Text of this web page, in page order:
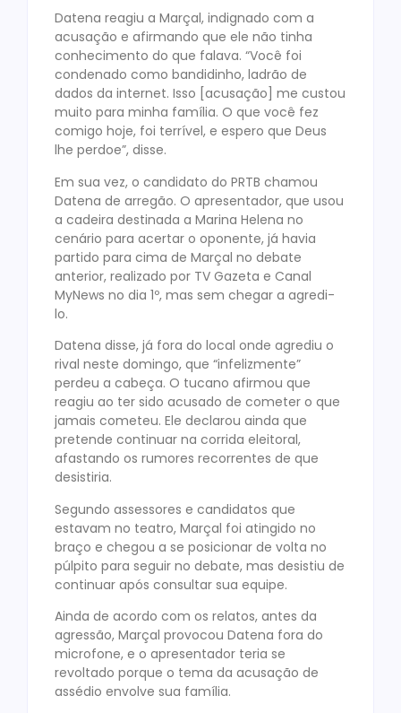
Datena reagiu a Marçal, indignado com a
acusação e afirmando que ele não tinha
conhecimento do que falava. “Você foi
condenado como bandidinho, ladrão de
dados da internet. Isso [acusação] me custou
muito para minha família. O que você fez
comigo hoje, foi terrível, e espero que Deus
lhe perdoe”, disse.
Em sua vez, o candidato do PRTB chamou
Datena de arregão. O apresentador, que usou
a cadeira destinada a Marina Helena no
cenário para acertar o oponente, já havia
partido para cima de Marçal no debate
anterior, realizado por TV Gazeta e Canal
MyNews no dia 1º, mas sem chegar a agredi-
lo.
Datena disse, já fora do local onde agrediu o
rival neste domingo, que “infelizmente”
perdeu a cabeça. O tucano afirmou que
reagiu ao ter sido acusado de cometer o que
jamais cometeu. Ele declarou ainda que
pretende continuar na corrida eleitoral,
afastando os rumores recorrentes de que
desistiria.
Segundo assessores e candidatos que
estavam no teatro, Marçal foi atingido no
braço e chegou a se posicionar de volta no
púlpito para seguir no debate, mas desistiu de
continuar após consultar sua equipe.
Ainda de acordo com os relatos, antes da
agressão, Marçal provocou Datena fora do
microfone, e o apresentador teria se
revoltado porque o tema da acusação de
assédio envolve sua família.